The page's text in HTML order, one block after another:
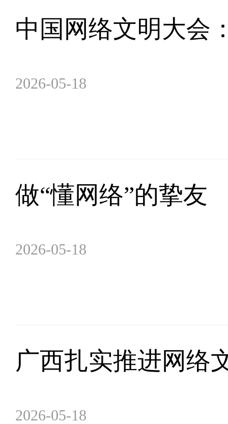
中国网络文明大会
2026-05-18
做“懂网络”的挚友
2026-05-18
广西扎实推进网络
2026-05-18